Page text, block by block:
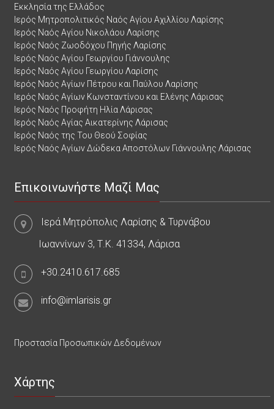
Εκκλησία της Ελλάδος
Ιερός Μητροπολιτικός Ναός Αγίου Αχιλλίου Λαρίσης
Ιερός Ναός Αγίου Νικολάου Λαρίσης
Ιερός Ναός Ζωοδόχου Πηγής Λαρίσης
Ιερός Ναός Αγίου Γεωργίου Γιάννουλης
Ιερός Ναός Αγίου Γεωργίου Λαρίσης
Ιερός Ναός Αγίων Πέτρου και Παύλου Λαρίσης
Ιερός Ναός Αγίων Κωνσταντίνου και Ελένης Λάρισας
Ιερός Ναός Προφήτη Ηλία Λάρισας
Ιερός Ναός Αγίας Αικατερίνης Λάρισας
Ιερός Ναός της Του Θεού Σοφίας
Ιερός Ναός Αγίων Δώδεκα Αποστόλων Γιάννουλης Λάρισας
Επικοινωνήστε Μαζί Μας
Ιερά Μητρόπολις Λαρίσης & Τυρνάβου
Ιωαννίνων 3, Τ.Κ. 41334, Λάρισα
+30.2410.617.685
info@imlarisis.gr
Προστασία Προσωπικών Δεδομένων
Χάρτης